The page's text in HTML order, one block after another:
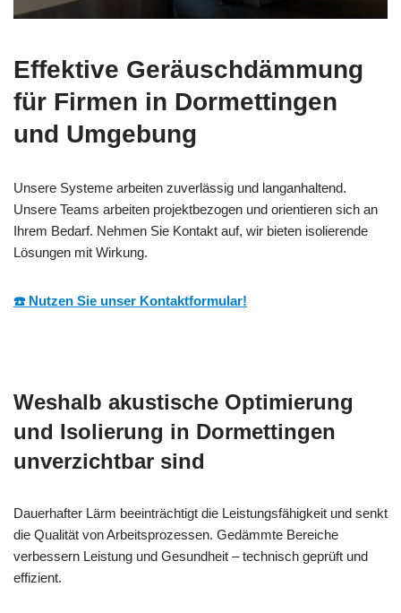
Effektive Geräuschdämmung
für Firmen in Dormettingen
und Umgebung
Unsere Systeme arbeiten zuverlässig und langanhaltend.
Unsere Teams arbeiten projektbezogen und orientieren sich an
Ihrem Bedarf. Nehmen Sie Kontakt auf, wir bieten isolierende
Lösungen mit Wirkung.
☎️ Nutzen Sie unser Kontaktformular!
Weshalb akustische Optimierung
und Isolierung in Dormettingen
unverzichtbar sind
Dauerhafter Lärm beeinträchtigt die Leistungsfähigkeit und senkt
die Qualität von Arbeitsprozessen. Gedämmte Bereiche
verbessern Leistung und Gesundheit – technisch geprüft und
effizient.